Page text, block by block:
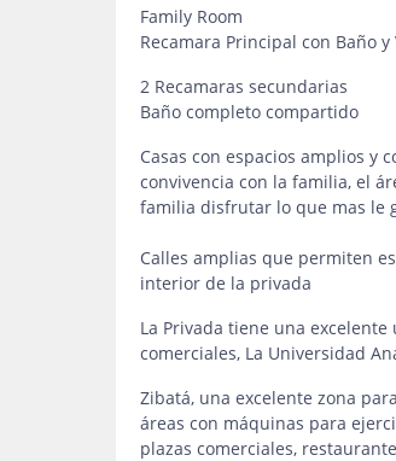
Family Room
Recamara Principal con Baño
2 Recamaras secundarias
Baño completo compartido
Casas con espacios amplios
convivencia con la familia, el
familia disfrutar lo que mas le
Calles amplias que permiten
interior de la privada
La Privada tiene una
comerciales, La Universidad
Zibatá, una excelente zona
áreas con máquinas para
plazas comerciales,